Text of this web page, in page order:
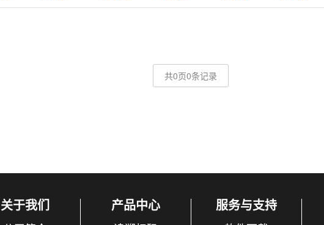
共0页0条记录
关于我们 产品中心 服务与支持